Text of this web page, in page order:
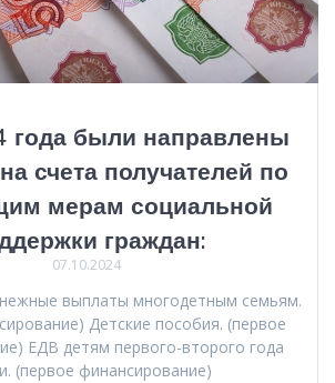
года были направлены
счета получателей по
мерам социальной
граждан:
07.10.2024
выплаты многодетным семьям.
Детские пособия. (первое
ЕДВ детям первого-второго года
(первое финансирование)